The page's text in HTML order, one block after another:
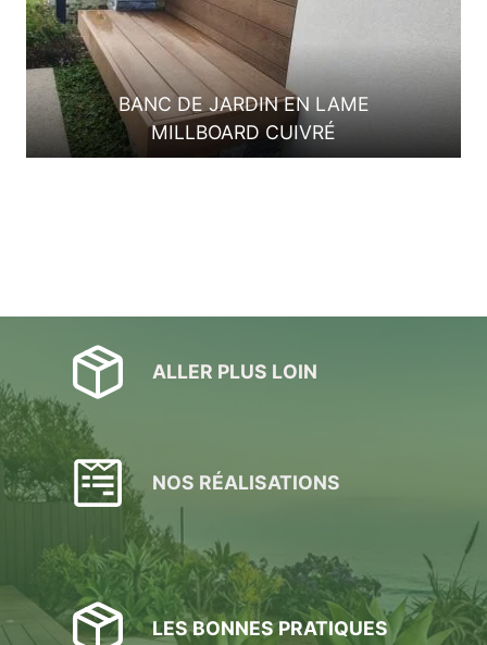
BANC DE JARDIN EN LAME
MILLBOARD CUIVRÉ
ALLER PLUS LOIN
NOS RÉALISATIONS
LES BONNES PRATIQUES